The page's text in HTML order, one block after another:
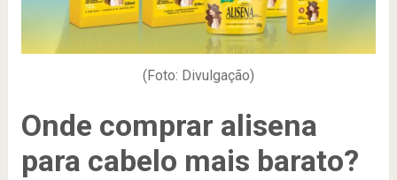
(Foto: Divulgação)
Onde comprar alisena
para cabelo mais barato?